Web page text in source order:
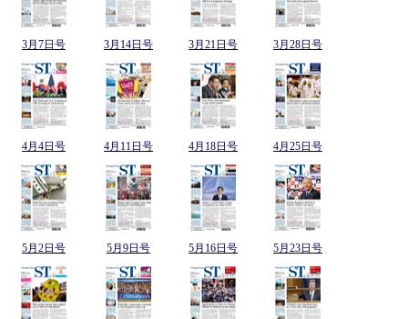
3月7日号 3月14日号 3月21日号 3月28日号
4月4日号 4月11日号 4月18日号 4月25日号
5月2日号 5月9日号 5月16日号 5月23日号